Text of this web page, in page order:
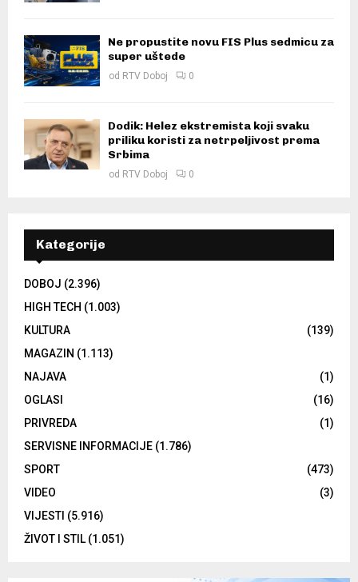
Ne propustite novu FIS Plus sedmicu za
super uštede
od RTV Doboj 0
Dodik: Helez ekstremista koji svaku
priliku koristi za netrpeljivost prema
Srbima
od RTV Doboj 0
Kategorije
DOBOJ (2.396)
HIGH TECH (1.003)
KULTURA
(139)
MAGAZIN (1.113)
NAJAVA
(1)
OGLASI
(16)
PRIVREDA
(1)
SERVISNE INFORMACIJE (1.786)
SPORT
(473)
VIDEO
(3)
VIJESTI (5.916)
ŽIVOT I STIL (1.051)